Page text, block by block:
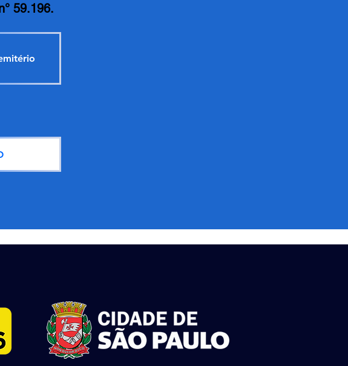
59.196.